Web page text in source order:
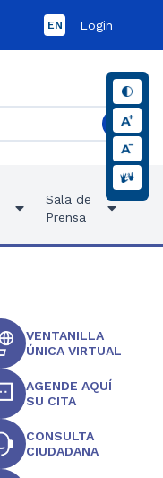
EN Login
Sala de
Prensa
VENTANILLA
ÚNICA VIRTUAL
AGENDE AQUÍ
SU CITA
CONSULTA
CIUDADANA